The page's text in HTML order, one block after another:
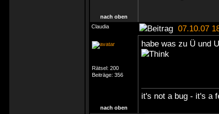
nach oben
Claudia
07.10.07
Rätsel: 200
Beiträge: 356
habe was zu Ü und
it's not a bug - it's a
nach oben